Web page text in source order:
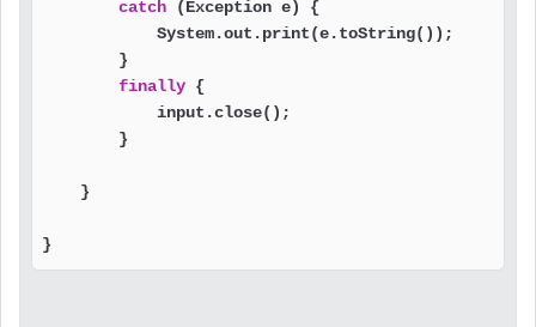
catch (Exception e)
            System.out.print(e.toString());
        }
finally
            input.close();
        }
    }
}